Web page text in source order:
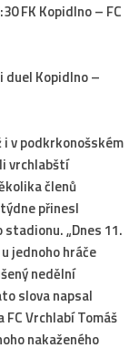
FK Kopidlno – FC
duel Kopidlno –
v podkrkonošském
vrchlabští
členů
přinesl
„Dnes 11.
jednoho hráče
nedělní
slova napsal
Vrchlabí Tomáš
nakaženého